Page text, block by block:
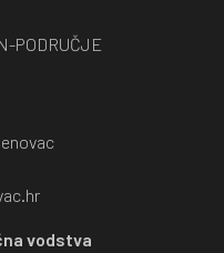
PODRUČJE
vodstva